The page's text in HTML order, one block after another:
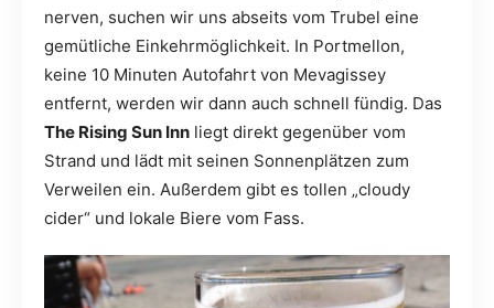
nerven, suchen wir uns abseits vom Trubel eine
gemütliche Einkehrmöglichkeit. In Portmellon,
keine 10 Minuten Autofahrt von Mevagissey
entfernt, werden wir dann auch schnell fündig. Das
The Rising Sun Inn liegt direkt gegenüber vom
Strand und lädt mit seinen Sonnenplätzen zum
Verweilen ein. Außerdem gibt es tollen „cloudy
cider“ und lokale Biere vom Fass.